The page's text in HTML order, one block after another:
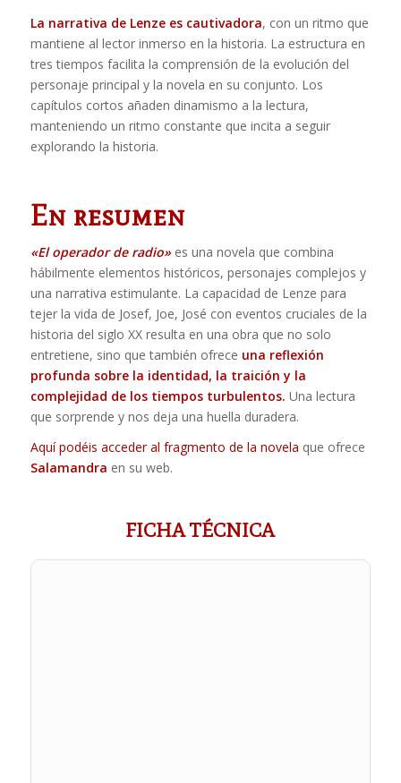
La narrativa de Lenze es cautivadora, con un ritmo que
mantiene al lector inmerso en la historia. La estructura en
tres tiempos facilita la comprensión de la evolución del
personaje principal y la novela en su conjunto. Los
capítulos cortos añaden dinamismo a la lectura,
manteniendo un ritmo constante que incita a seguir
explorando la historia.
En resumen
«El operador de radio»es una novela que combina
hábilmente elementos históricos, personajes complejos y
una narrativa estimulante. La capacidad de Lenze para
tejer la vida de Josef, Joe, José con eventos cruciales de la
historia del siglo XX resulta en una obra que no solo
entretiene, sino que también ofrece una reflexión
profunda sobre la identidad, la traición y la
complejidad de los tiempos turbulentos. Una lectura
que sorprende y nos deja una huella duradera.
Aquí podéis acceder al fragmento de la novela que ofrece
Salamandra en su web.
FICHA TÉCNICA